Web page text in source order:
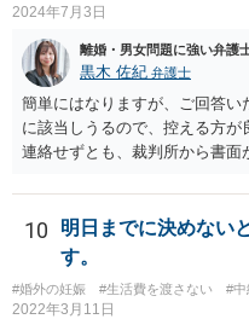
2024年7月3日
離婚・男女問題に強い弁護
黒木 佐紀 弁護士
簡単にはなりますが、ご回答
に該当しうるので、控える方
連絡せずとも、裁判所から書
いのであれば、調停や訴訟をす
10
明日までに決めない
す。
#婚外の妊娠 #生活費を渡さない #中
2022年3月11日